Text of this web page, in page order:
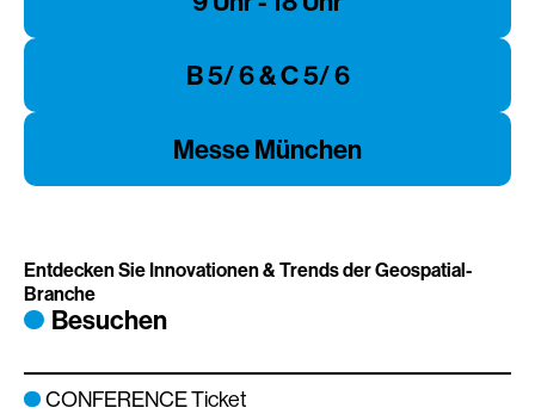
B 5/ 6 & C 5/ 6
Messe München
Besuchen
Entdecken Sie Innovationen & Trends der Geospatial-
Branche
CONFERENCE Ticket